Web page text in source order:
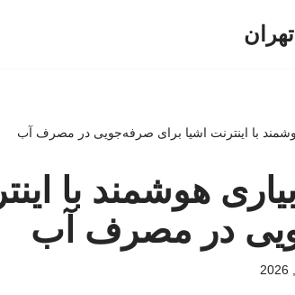
با اینترنت اشیا برای صرفه‌جویی در مصرف آب
هوشمند با
در مصرف آب